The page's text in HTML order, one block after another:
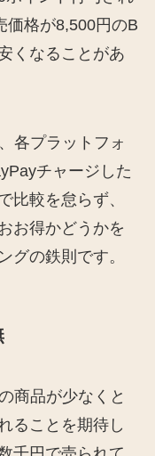
価格が8,500円のB
くなることがあ
各プラットフォ
チャージした
比較を怠らず、
お得かどうかを
グの鉄則です。
商品が少なくと
ることを期待し